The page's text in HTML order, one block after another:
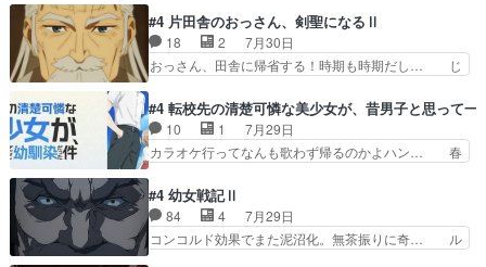
で夜の国の独裁支配を強化、… やはりヨコヤいい
ですね。昼の国が勝てる流… 役で出演いたしまし
た。次回も緊張が止まり…
なゲームも相手が強すぎるとやる気無く… テー
マ：テスト勉強と大会感想は、美緒がテ… すげー
ーーーーーーーー良い……。女性声優… 深夜の格
ゲー対戦よりテストの方がよっぽど… 真剣に授業
ストに向けて勉強会！美緒ちゃ… 受験勉強と戦闘
の2択なら戦闘を選ぶ娘w美… 勉強嫌いでバトル
を選ぶって、ひぐらしの沙…
#4 片田舎のおっさん、剣聖になるⅡ
18 2
7月30日
おっさん、田舎に帰省する！時期も時期だし… じ
れない爺さんには夢が詰まってると思う… クル
ニ、ヘンブリッツ、ミュイと一緒におっ… 帰省、
お供ヒロインはクルニ。順番的には確… 父親から
手紙が来た。サーベルボアの退治の… ここでヘン
家に帰ることに・ベリルはミュ… おっさんの親と
なるとお爺ちゃんだよね孫扱… ・ベリル、実家に
帰ることに・ベリルはミュ…
#4 転校先の清楚可憐な美少女が、昔男子と思って一
10 1
7月29日
カラオケ行ってなんも歌わず帰るのかよハン… 春
やらあの女優さんが春希のお母さんのよ… 春希ち
ゃん姫ちゃんに野菜の子も凄え可愛い… 隼人くん
のスマホを買いに行ってたけど完全… 第４話を
U-NEXTで視聴しました。視聴… スマホを買うた
#4 幼女戦記Ⅱ
84 4
7月29日
コンコルド効果でまた泥沼化。無茶振りに奇… ル